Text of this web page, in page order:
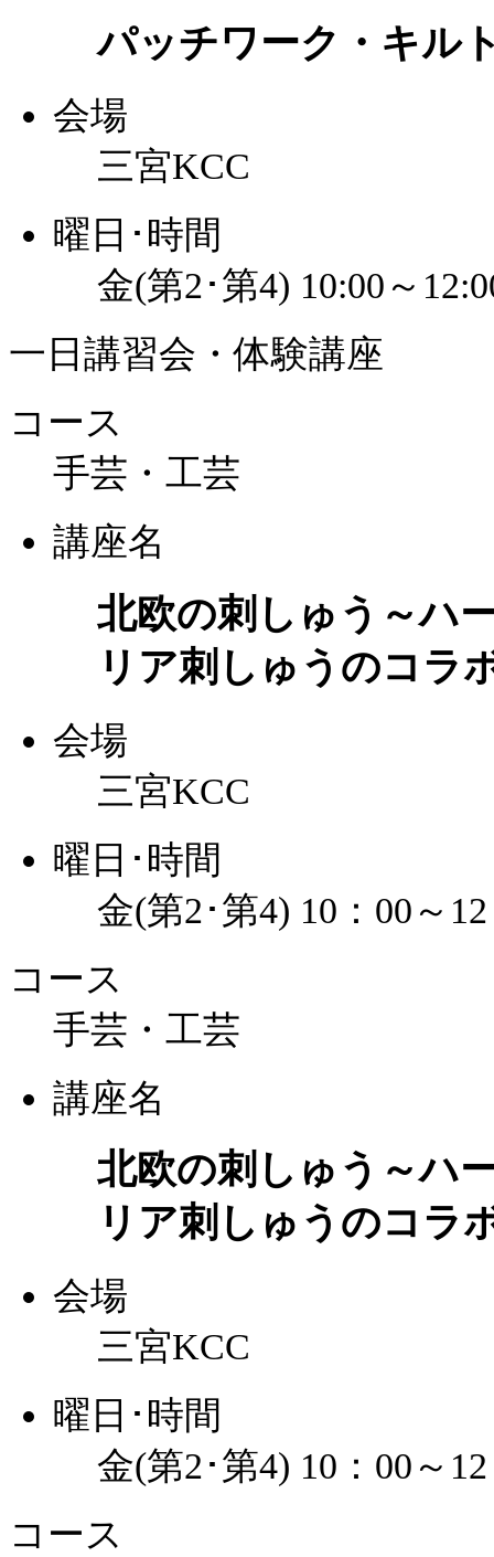
パッチワーク・キル
会場
三宮KCC
曜日･時間
金(第2･第4) 10:00～
一日講習会・体験講座
コース
手芸・工芸
講座名
北欧の刺しゅう～ハ
リア刺しゅうのコラ
会場
三宮KCC
曜日･時間
金(第2･第4) 10：00～
コース
手芸・工芸
講座名
北欧の刺しゅう～ハ
リア刺しゅうのコラ
会場
三宮KCC
曜日･時間
金(第2･第4) 10：00～
コース